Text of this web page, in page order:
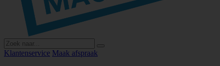
Klantenservice Maak afspraak